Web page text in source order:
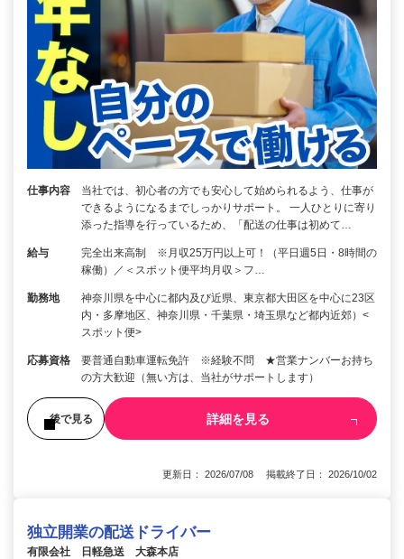
仕事内容
当社では、初心者の方でも安心して始められるよう、仕事が
できるようになるまでしっかりサポート。 一人ひとりに寄り
添った指導を行っているため、「配送の仕事は初めて…
給与
完全出来高制 ※月収25万円以上可！（平日週5日・8時間の
稼働）／＜スポット便平均月収＞フ…
勤務地
神奈川県を中心に都内及び近県、東京都大田区を中心に23区
内・多摩地区、神奈川県・千葉県・埼玉県など都内近郊）<
スポット便>
応募資格
要普通自動車運転免許 ※経験不問 ★営業ナンバーお持ち
の方大歓迎（無い方は、当社がサポートします）
後で見る 詳細を見る
更新日： 2026/07/08 掲載終了日： 2026/10/02
独立開業の配送ドライバー
有限会社 日軽急送 大森本店